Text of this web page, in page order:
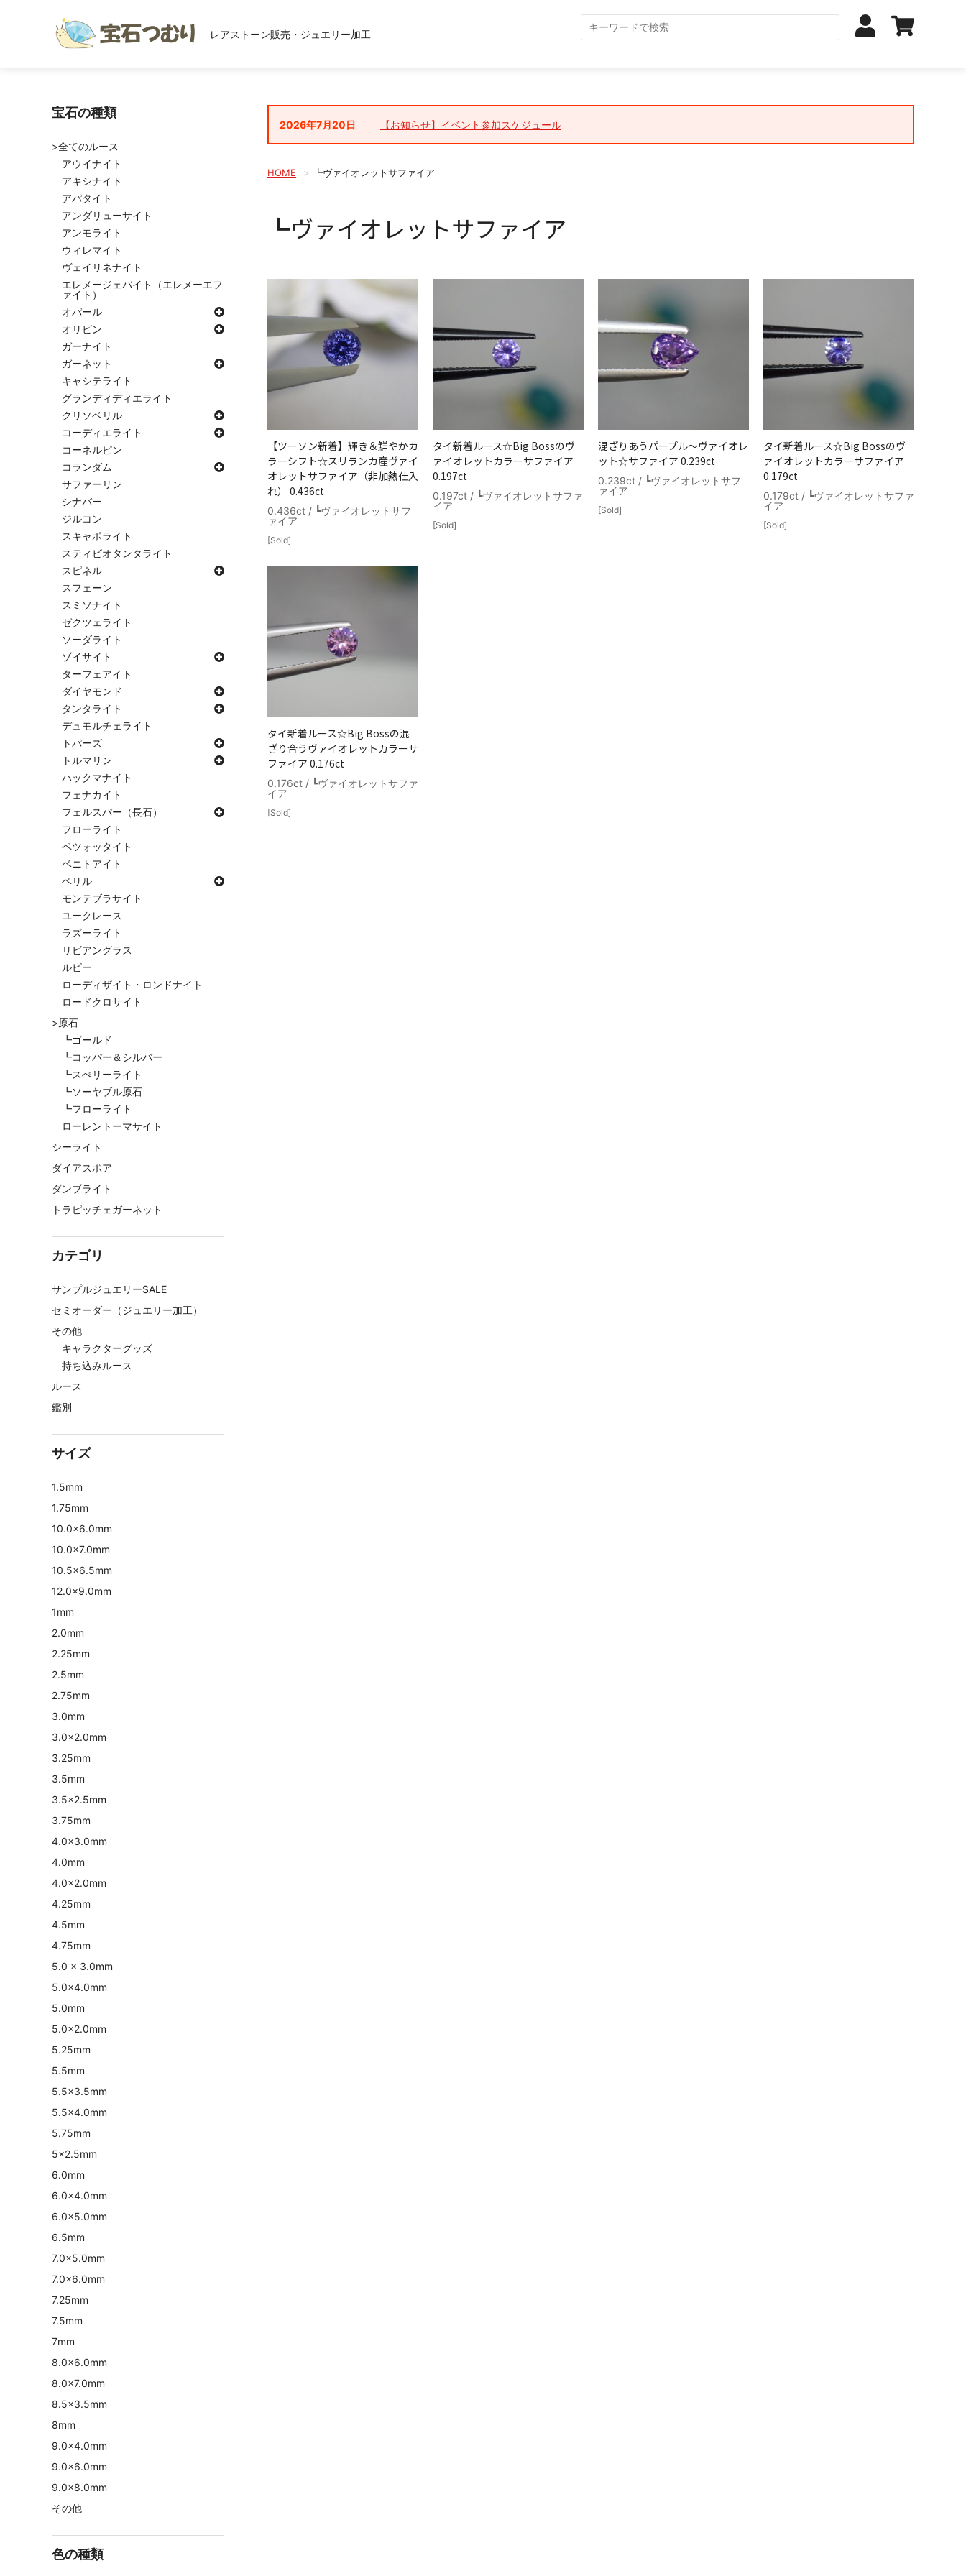
レアストーン販売・ジュエリー加工
2026年7月20日 【お知らせ】イベント参加スケジュール
HOME ┗ヴァイオレットサファイア
┗ヴァイオレットサファイア
【ツーソン新着】輝き＆鮮やかカ
ラーシフト☆スリランカ産ヴァイ
オレットサファイア（非加熱仕入
れ） 0.436ct
0.436ct / ┗ヴァイオレットサフ
ァイア
[Sold]
タイ新着ルース☆Big Bossのヴ
ァイオレットカラーサファイア
0.197ct
0.197ct / ┗ヴァイオレットサファ
イア
[Sold]
混ざりあうパープル～ヴァイオレ
ット☆サファイア 0.239ct
0.239ct / ┗ヴァイオレットサフ
ァイア
[Sold]
タイ新着ルース☆Big Bossのヴ
ァイオレットカラーサファイア
0.179ct
0.179ct / ┗ヴァイオレットサファ
イア
[Sold]
タイ新着ルース☆Big Bossの混
ざり合うヴァイオレットカラーサ
ファイア 0.176ct
0.176ct / ┗ヴァイオレットサファ
イア
[Sold]
宝石の種類
>全てのルース
アウイナイト
アキシナイト
アパタイト
アンダリューサイト
アンモライト
ウィレマイト
ヴェイリネナイト
エレメージェバイト（エレメーエフ
ァイト）
オパール
オリビン
ガーナイト
ガーネット
キャシテライト
グランディディエライト
クリソベリル
コーディエライト
コーネルピン
コランダム
サファーリン
シナバー
ジルコン
スキャポライト
スティビオタンタライト
スピネル
スフェーン
スミソナイト
ゼクツェライト
ソーダライト
ゾイサイト
ターフェアイト
ダイヤモンド
タンタライト
デュモルチェライト
トパーズ
トルマリン
ハックマナイト
フェナカイト
フェルスパー（長石）
フローライト
ペツォッタイト
ベニトアイト
ベリル
モンテブラサイト
ユークレース
ラズーライト
リビアングラス
ルビー
ローディザイト・ロンドナイト
ロードクロサイト
>原石
┗ゴールド
┗コッパー＆シルバー
┗スぺリーライト
┗ソーヤブル原石
┗フローライト
ローレントーマサイト
シーライト
ダイアスポア
ダンブライト
トラピッチェガーネット
カテゴリ
サンプルジュエリーSALE
セミオーダー（ジュエリー加工）
その他
キャラクターグッズ
持ち込みルース
ルース
鑑別
サイズ
1.5mm
1.75mm
10.0×6.0mm
10.0×7.0mm
10.5×6.5mm
12.0×9.0mm
1mm
2.0mm
2.25mm
2.5mm
2.75mm
3.0mm
3.0×2.0mm
3.25mm
3.5mm
3.5×2.5mm
3.75mm
4.0×3.0mm
4.0mm
4.0×2.0mm
4.25mm
4.5mm
4.75mm
5.0 x 3.0mm
5.0×4.0mm
5.0mm
5.0×2.0mm
5.25mm
5.5mm
5.5×3.5mm
5.5×4.0mm
5.75mm
5×2.5mm
6.0mm
6.0×4.0mm
6.0×5.0mm
6.5mm
7.0×5.0mm
7.0×6.0mm
7.25mm
7.5mm
7mm
8.0×6.0mm
8.0×7.0mm
8.5×3.5mm
8mm
9.0×4.0mm
9.0×6.0mm
9.0×8.0mm
その他
色の種類